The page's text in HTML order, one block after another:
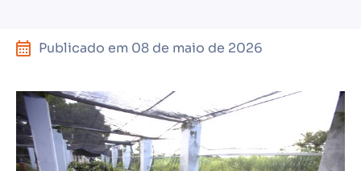
Publicado em 08 de maio de 2026